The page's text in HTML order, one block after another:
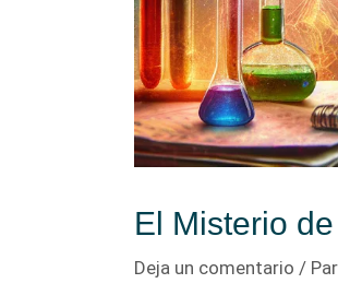
El Misterio
Deja un comentario /